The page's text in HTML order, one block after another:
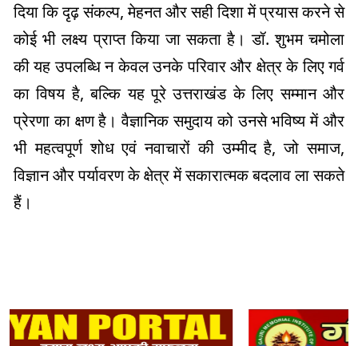
दिया कि दृढ़ संकल्प, मेहनत और सही दिशा में प्रयास करने से
कोई भी लक्ष्य प्राप्त किया जा सकता है। डॉ. शुभम चमोला
की यह उपलब्धि न केवल उनके परिवार और क्षेत्र के लिए गर्व
का विषय है, बल्कि यह पूरे उत्तराखंड के लिए सम्मान और
प्रेरणा का क्षण है। वैज्ञानिक समुदाय को उनसे भविष्य में और
भी महत्वपूर्ण शोध एवं नवाचारों की उम्मीद है, जो समाज,
विज्ञान और पर्यावरण के क्षेत्र में सकारात्मक बदलाव ला सकते
हैं।